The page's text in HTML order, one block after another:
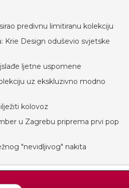
predivnu limitiranu kolekciju
Krie Design oduševio svjetske
ljetne uspomene
uz ekskluzivno modno
kolovoz
u Zagrebu priprema prvi pop
"nevidljivog" nakita